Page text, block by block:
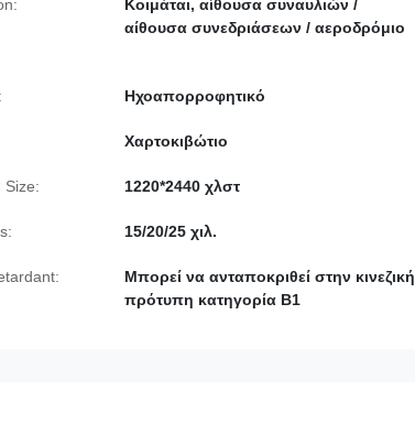
Κοιμάται, αίθουσα συναυλιών /
αίθουσα συνεδριάσεων / αεροδρόμιο
Ηχοαπορροφητικό
Χαρτοκιβώτιο
Size: 1220*2440 χλστ
15/20/25 χιλ.
Μπορεί να ανταποκριθεί στην κινεζική
πρότυπη κατηγορία Β1